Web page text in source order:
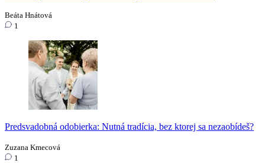
Beáta Hnátová
1
Predsvadobná odobierka: Nutná tradícia, bez ktorej sa nezaobídeš?
Zuzana Kmecová
1